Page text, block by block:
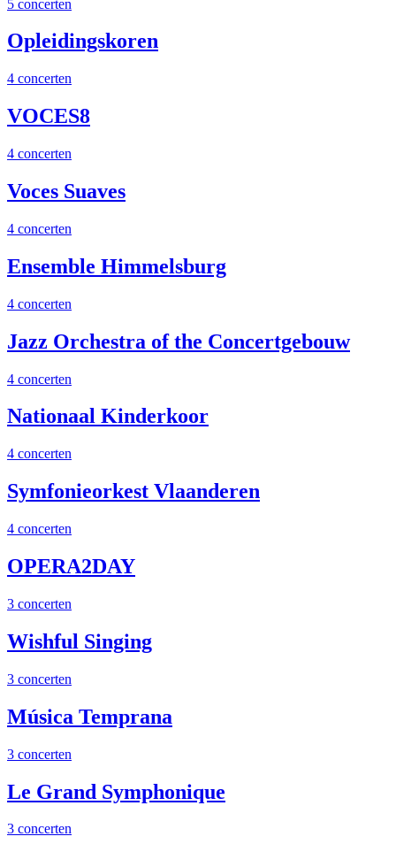
5 concerten
Opleidingskoren
4 concerten
VOCES8
4 concerten
Voces Suaves
4 concerten
Ensemble Himmelsburg
4 concerten
Jazz Orchestra of the Concertgebouw
4 concerten
Nationaal Kinderkoor
4 concerten
Symfonieorkest Vlaanderen
4 concerten
OPERA2DAY
3 concerten
Wishful Singing
3 concerten
Música Temprana
3 concerten
Le Grand Symphonique
3 concerten